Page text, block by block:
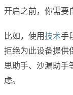
开启之前，你需要
比如，使用技术手
拒绝为此设备提供
思助手、沙漏助手
虑。